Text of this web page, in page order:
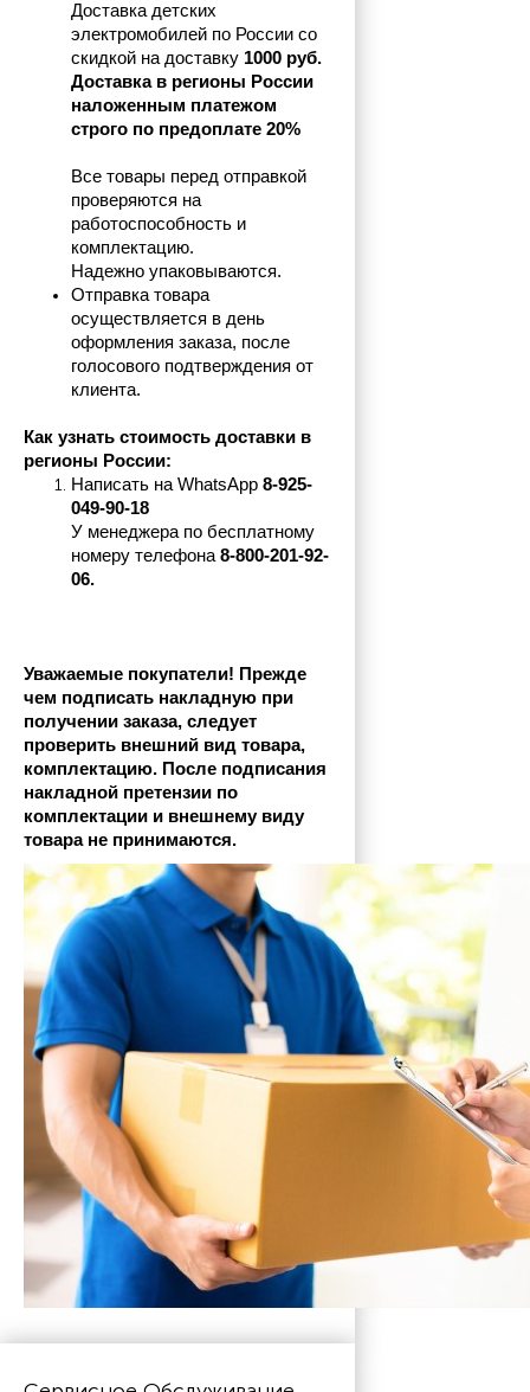
Доставка детских
электромобилей по России со
скидкой на доставку 1000 руб.
Доставка в регионы России
наложенным платежом
строго по предоплате 20%
Все товары перед отправкой
проверяются на
работоспособность и
комплектацию.
Надежно упаковываются.
Отправка товара
осуществляется в день
оформления заказа, после
голосового подтверждения от
клиента.
Как узнать стоимость доставки в
регионы России:
Написать на WhatsApp 8-925-
049-90-18
У менеджера по бесплатному
номеру телефона 8-800-201-92-
06.
Уважаемые покупатели! Прежде
чем подписать накладную при
получении заказа, следует
проверить внешний вид товара,
комплектацию. После подписания
накладной претензии по
комплектации и внешнему виду
товара не принимаются.